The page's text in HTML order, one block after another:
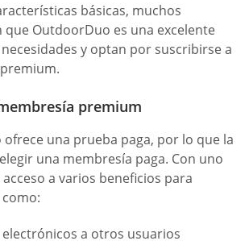
básicas, muchos
que OutdoorDuo es una excelente
y optan por suscribirse a
premium
una prueba paga, por lo que la
una membresía paga. Con uno
a varios beneficios para
a otros usuarios